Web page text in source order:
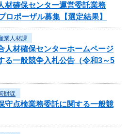
材確保センター運営委託業務
ロポーザル募集【選定結果】
業人材課
人材確保センターホームページ
る一般競争入札公告（令和3～5
財課
守点検業務委託に関する一般競